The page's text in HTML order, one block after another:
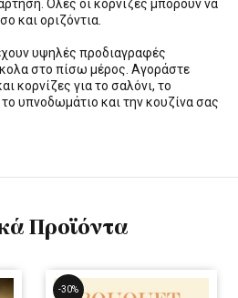
Όλες οι κορνίζες μπορούν να
και οριζόντια.
υψηλές προδιαγραφές
στο πίσω μέρος. Αγοράστε
κορνίζες για το σαλόνι, το
υπνοδωμάτιο και την κουζίνα σας
Προϊόντα
-30%